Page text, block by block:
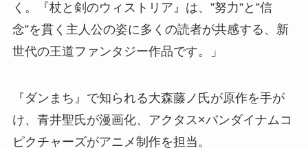
く。『杖と剣のウィストリア』は、”努力”と”信
念”を貫く主人公の姿に多くの読者が共感する、新
世代の王道ファンタジー作品です。」
『ダンまち』で知られる大森藤ノ氏が原作を手が
け、青井聖氏が漫画化、アクタス×バンダイナムコ
ピクチャーズがアニメ制作を担当。